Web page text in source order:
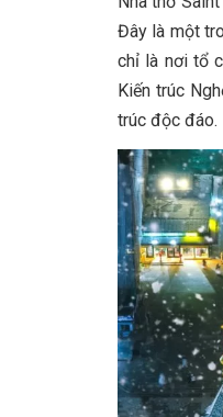
Đây là một
chỉ là nơi tổ
Kiến trúc
trúc độc đáo.